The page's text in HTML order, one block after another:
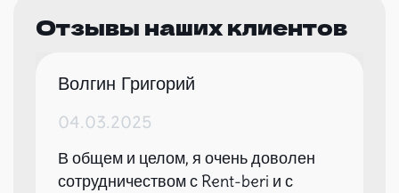
Отзывы наших клиентов
Волгин Григорий
04.03.2025
В общем и целом, я очень доволен
сотрудничеством с Rent-beri и с